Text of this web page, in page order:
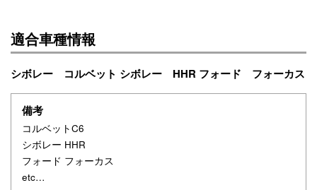
適合車種情報
シボレー コルベット シボレー HHR フォード フォーカス
備考
コルベットC6
シボレー HHR
フォード フォーカス
etc…